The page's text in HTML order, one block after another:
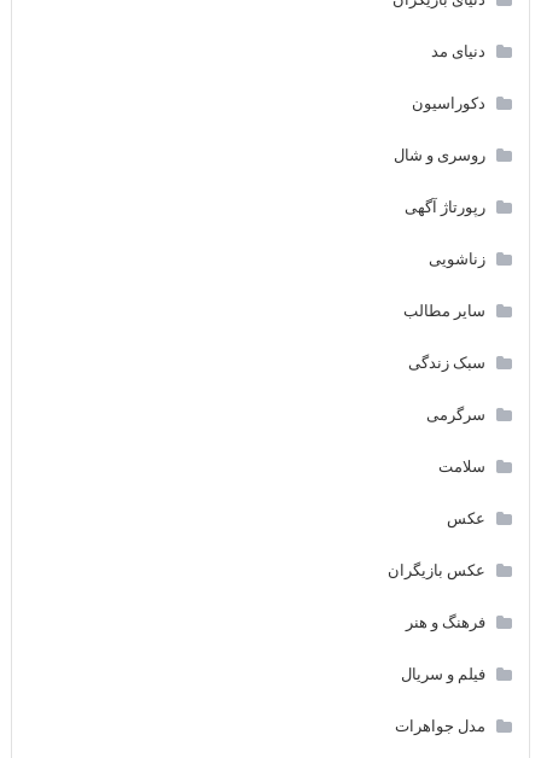
دنیای مد
دکوراسیون
روسری و شال
رپورتاژ آگهی
زناشویی
سایر مطالب
سبک زندگی
سرگرمی
سلامت
عکس
عکس بازیگران
فرهنگ و هنر
فیلم و سریال
مدل جواهرات